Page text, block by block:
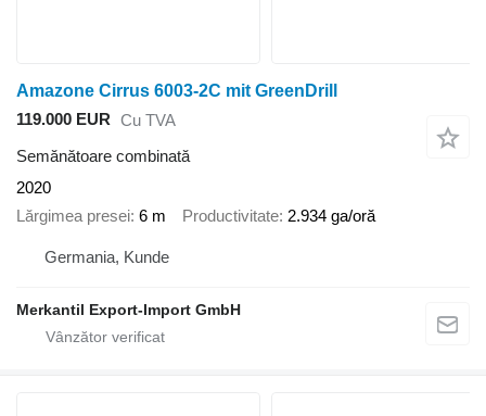
Amazone Cirrus 6003-2C mit GreenDrill
119.000 EUR Cu TVA
Semănătoare combinată
2020
Lărgimea presei 6 m Productivitate 2.934 ga/oră
Germania, Kunde
Merkantil Export-Import GmbH